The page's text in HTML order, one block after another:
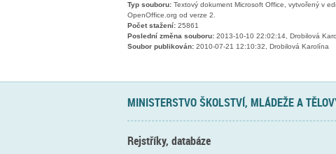
Typ souboru: Textový dokument Microsoft Office, vytvořený v
OpenOffice.org od verze 2.
Počet stažení: 25861
Poslední změna souboru: 2013-10-10 22:02:14, Drobilová
Soubor publikován: 2010-07-21 12:10:32, Drobilová Karolína
MINISTERSTVO ŠKOLSTVÍ, MLÁDEŽE A
Rejstříky, databáze